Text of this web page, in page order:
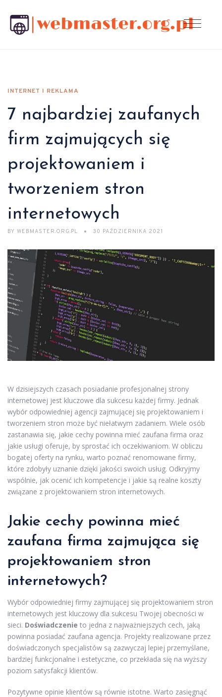
INTERNET I REKLAMA
7 najbardziej zaufanych
firm zajmujących się
projektowaniem i
tworzeniem stron
internetowych
BY WEBMASTER.ORG.PL 30 PAŹDZIERNIKA 2021
W dzisiejszych czasach posiadanie profesjonalnej strony
internetowej jest kluczowe dla sukcesu każdej firmy. Jednak
wybór odpowiedniej agencji zajmującej się projektowaniem i
tworzeniem stron może być niełatwym zadaniem. Wiele osób
zastanawia się, jakie cechy powinna mieć zaufana firma oraz
jakie usługi oferuje, by sprostać ich oczekiwaniom. W obliczu
bogatej oferty na rynku, warto poznać renomowane firmy,
które zdobyły uznanie dzięki jakości swoich usług. Odkryjmy
wspólnie, jak ocenić ich kompetencje i jakie są realne koszty
związane z projektowaniem stron internetowych.
Jakie cechy powinna mieć
zaufana firma zajmująca się
projektowaniem stron
internetowych?
Wybór odpowiedniej firmy zajmującej się projektowaniem stron
internetowych jest kluczowy dla sukcesu Twojej obecności w
sieci. Doświadczenie to jedna z najważniejszych cech, jaką
powinna posiadać zaufana agencja. Projekty realizowane przez
doświadczonych specjalistów są zazwyczaj lepiej przemyślane,
bardziej funkcjonalne i estetyczne, co przekłada się na wyższy
poziom satysfakcji klientów.
Pozytywne opinie klientów są równie istotne. Warto zasięgnąć